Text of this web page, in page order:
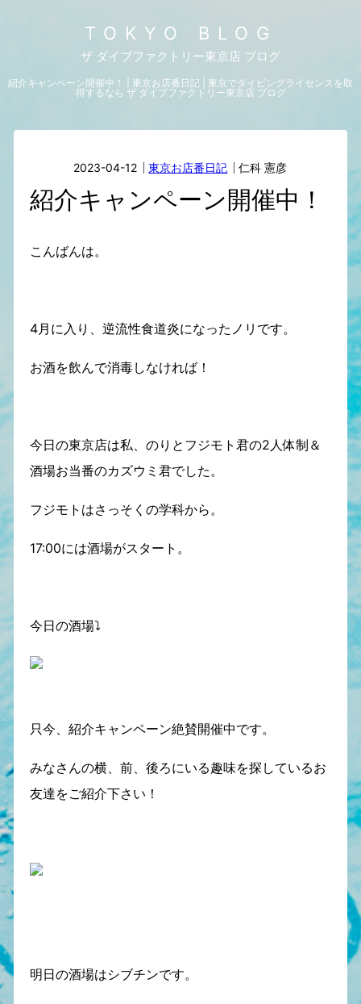
TOKYO BLOG
ザ ダイブファクトリー東京店 ブログ
紹介キャンペーン開催中！ | 東京お店番日記 | 東京でダイビングライセンスを取
得するなら ザ ダイブファクトリー東京店 ブログ
2023-04-12 東京お店番日記 仁科 憲彦
紹介キャンペーン開催中！
こんばんは。
4月に入り、逆流性食道炎になったノリです。
お酒を飲んで消毒しなければ！
今日の東京店は私、のりとフジモト君の2人体制＆
酒場お当番のカズウミ君でした。
フジモトはさっそくの学科から。
17:00には酒場がスタート。
今日の酒場⤵
只今、紹介キャンペーン絶賛開催中です。
みなさんの横、前、後ろにいる趣味を探しているお
友達をご紹介下さい！
明日の酒場はシブチンです。